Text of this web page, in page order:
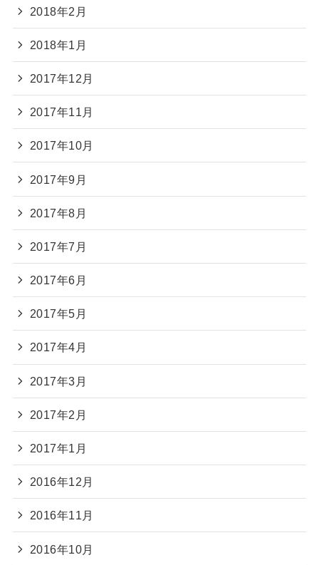
2018年2月
2018年1月
2017年12月
2017年11月
2017年10月
2017年9月
2017年8月
2017年7月
2017年6月
2017年5月
2017年4月
2017年3月
2017年2月
2017年1月
2016年12月
2016年11月
2016年10月